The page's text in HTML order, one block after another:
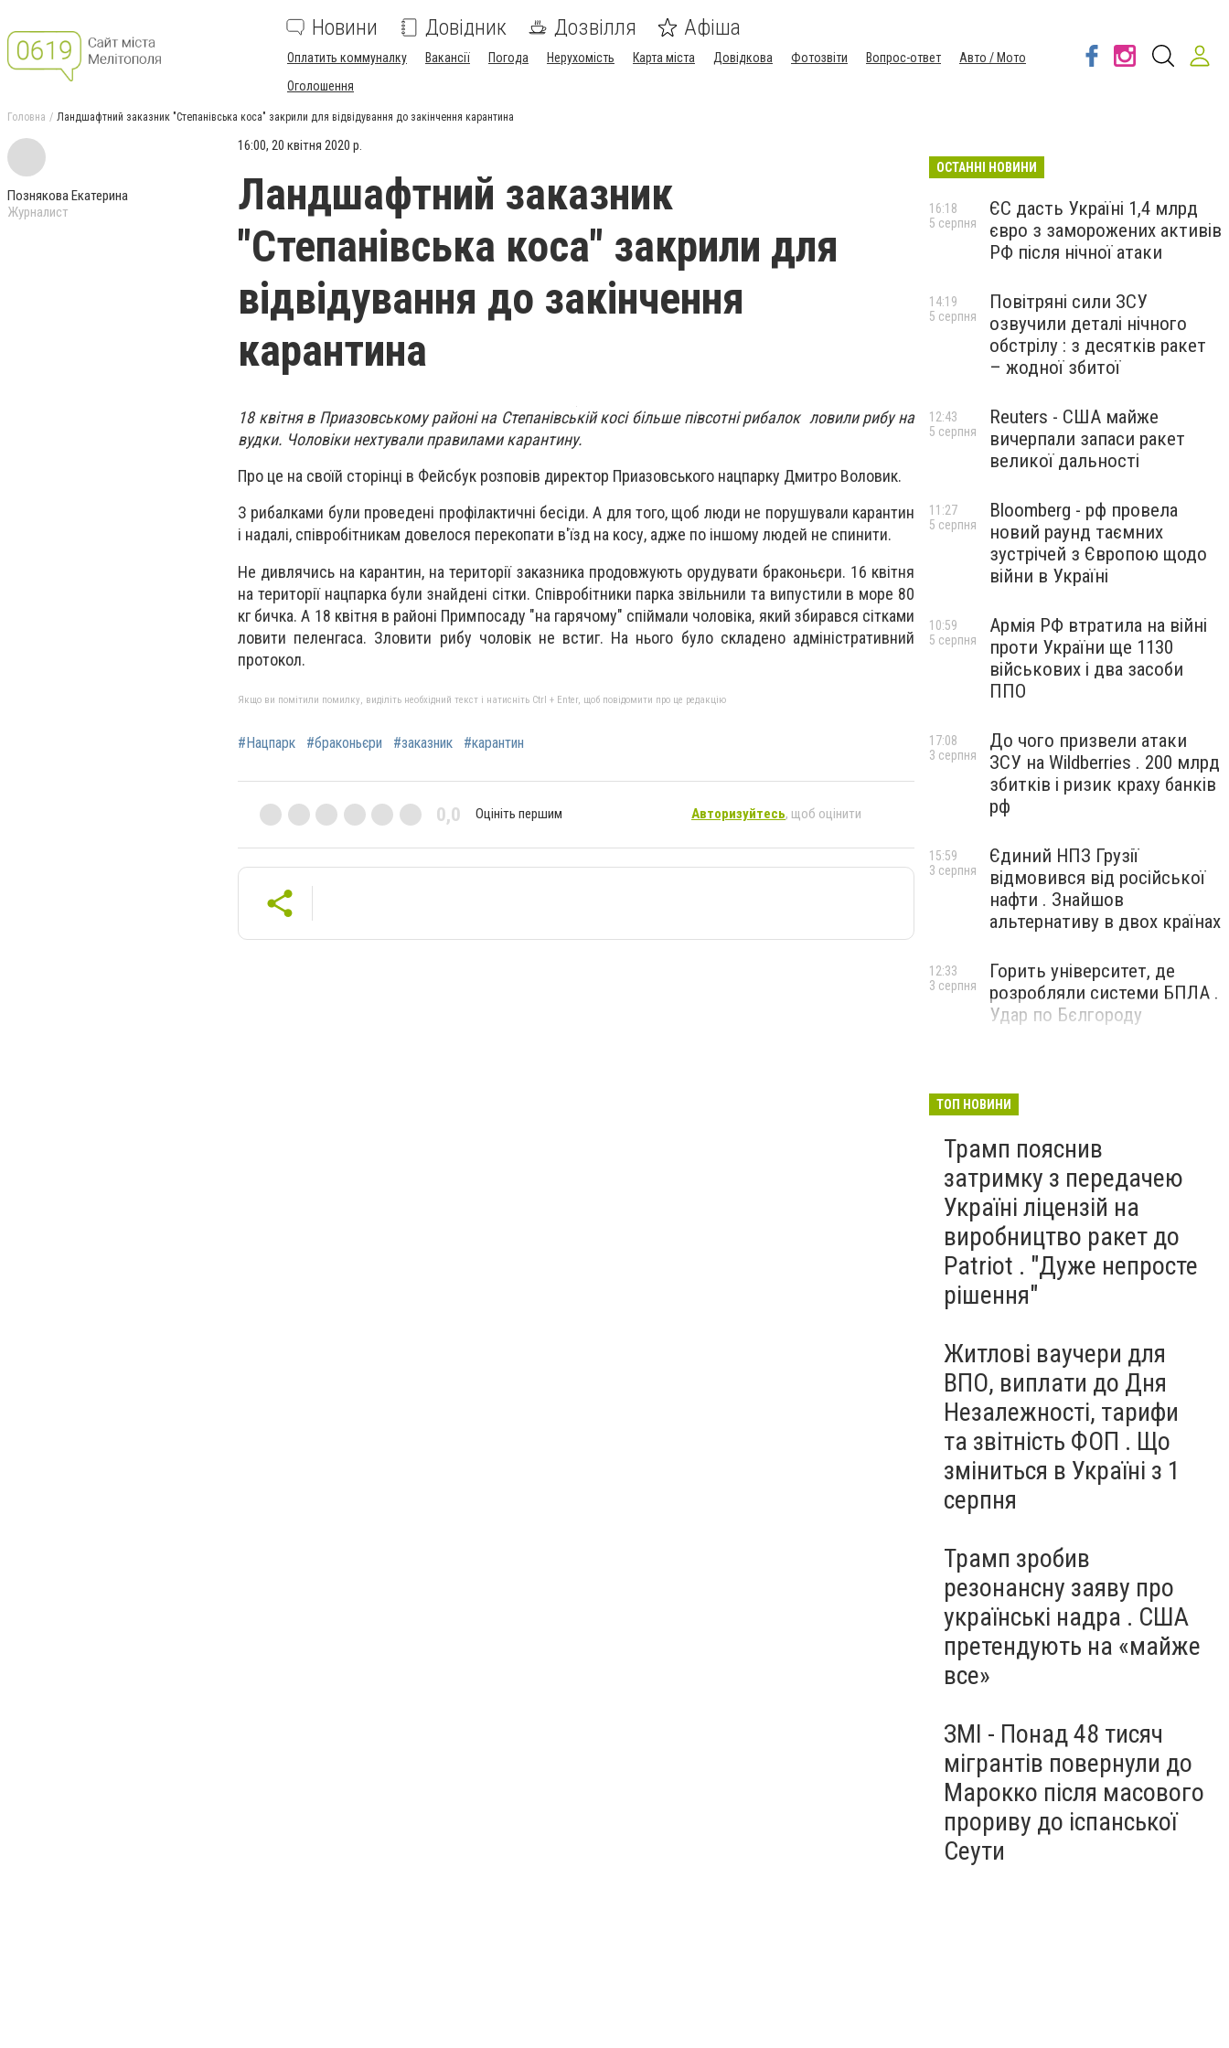
Новини Довідник Дозвілля Афіша
Оплатить коммуналку Вакансії Погода Нерухомість Карта міста Довідкова Фотозвіти Вопрос-ответ
Авто / Мото
Оголошення
Головна Ландшафтний заказник "Степанівська коса" закрили для відвідування до закінчення карантина
Познякова Екатерина
Журналист
16:00, 20 квітня 2020 р.
Ландшафтний заказник
"Степанівська коса" закрили для
відвідування до закінчення
карантина
18 квітня в Приазовському районі на Степанівській косібільше півсотні рибалок ловили рибу на
вудки. Чоловіки нехтували правилами карантину.
Про це на своїй сторінці в Фейсбук розповів директор Приазовського нацпарку Дмитро Воловик.
З рибалками були проведені профілактичні бесіди. А для того, щоб люди не порушували карантин
і надалі, співробітникам довелося перекопати в'їзд на косу, адже по іншому людей не спинити.
Не дивлячись на карантин, на території заказника продовжують орудувати браконьєри. 16 квітня
на території нацпарка були знайдені сітки. Співробітники парка звільнили та випустили в море 80
кг бичка. А 18 квітня в районі Примпосаду "на гарячому" спіймали чоловіка, який збирався сітками
ловити пеленгаса. Зловити рибу чоловік не встиг. На нього було складено адміністративний
протокол.
Якщо ви помітили помилку, виділіть необхідний текст і натисніть Ctrl + Enter, щоб повідомити про це редакцію
#Нацпарк #браконьєри #заказник #карантин
0,0 Оцініть першим Авторизуйтесь, щоб оцінити
ОСТАННІ НОВИНИ
ЄС дасть Україні 1,4 млрд
євро з заморожених активів
РФ після нічної атаки
16:18
5 серпня
Повітряні сили ЗСУ
озвучили деталі нічного
обстрілу : з десятків ракет
– жодної збитої
14:19
5 серпня
Reuters - США майже
вичерпали запаси ракет
великої дальності
12:43
5 серпня
Bloomberg - рф провела
новий раунд таємних
зустрічей з Європою щодо
війни в Україні
11:27
5 серпня
Армія РФ втратила на війні
проти України ще 1130
військових і два засоби
ППО
10:59
5 серпня
До чого призвели атаки
ЗСУ на Wildberries . 200 млрд
збитків і ризик краху банків
рф
17:08
3 серпня
Єдиний НПЗ Грузії
відмовився від російської
нафти . Знайшов
альтернативу в двох країнах
15:59
3 серпня
Горить університет, де
розробляли системи БПЛА .
Удар по Бєлгороду
12:33
3 серпня
ТОП НОВИНИ
Трамп пояснив
затримку з передачею
Україні ліцензій на
виробництво ракет до
Patriot . "Дуже непросте
рішення"
Житлові ваучери для
ВПО, виплати до Дня
Незалежності, тарифи
та звітність ФОП . Що
зміниться в Україні з 1
серпня
Трамп зробив
резонансну заяву про
українські надра . США
претендують на «майже
все»
ЗМІ - Понад 48 тисяч
мігрантів повернули до
Марокко після масового
прориву до іспанської
Сеути